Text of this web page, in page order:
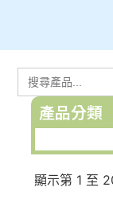
搜
尋:
產品分類
顯示第 1 至